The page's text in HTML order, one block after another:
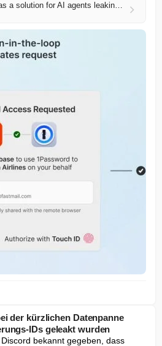
1Password says it has a solution for AI agents leaking your passwords
der kürzlichen Datenpanne
IDs geleakt wurden
bekannt gegeben, dass